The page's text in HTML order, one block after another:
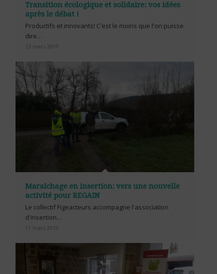
Transition écologique et solidaire: vos idées
après le débat !
Productifs et innovants! C'est le moins que l'on puisse
dire…
13 mars 2019
Maraîchage en insertion: vers une nouvelle
activité pour REGAIN
Le collectif Figeacteurs accompagne l'association
d'insertion…
11 mars 2019